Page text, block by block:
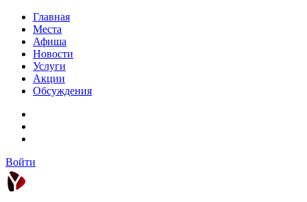
Главная
Места
Афиша
Новости
Услуги
Акции
Обсуждения
Войти